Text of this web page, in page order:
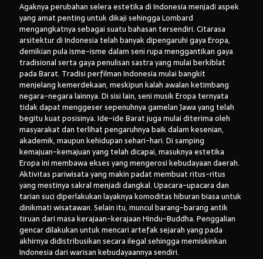
Agaknya perubahan selera estetika di Indonesia menjadi aspek
yang amat penting untuk dikaji sehingga Lombard
mengangkatnya sebagai suatu bahasan tersendiri. Citarasa
arsitektur di Indonesia telah banyak dipengaruhi gaya Eropa,
demikian pula isme-isme dalam seni rupa menggantikan gaya
tradisional serta gaya penulisan sastra yang mulai berkiblat
pada Barat. Tradisi perfilman Indonesia mulai bangkit
menjelang kemerdekaan, meskipun kalah awalan ketimbang
negara-negara lainnya. Di sisi lain, seni musik Eropa ternyata
tidak dapat menggeser sepenuhnya gamelan Jawa yang telah
begitu kuat posisinya. Ide-ide Barat juga mulai diterima oleh
masyarakat dan terlihat pengaruhnya baik dalam kesenian,
akademik, maupun kehidupan sehari-hari. Di samping
kemajuan-kemajuan yang telah dicapai, masuknya estetika
Eropa ini membawa ekses yang mengerosi kebudayaan daerah.
Aktivitas pariwisata yang makin padat membuat ritus-ritus
yang mestinya sakral menjadi dangkal. Upacara-upacara dan
tarian suci diperlakukan layaknya komoditas hiburan biasa untuk
dinikmati wisatawan. Selain itu, muncul barang-barang antik
tiruan dari masa kerajaan-kerajaan Hindu-Buddha. Penggalian
gencar dilakukan untuk mencari artefak sejarah yang pada
akhirnya didistribusikan secara ilegal sehingga memiskinkan
Indonesia dari warisan kebudayaannya sendiri.